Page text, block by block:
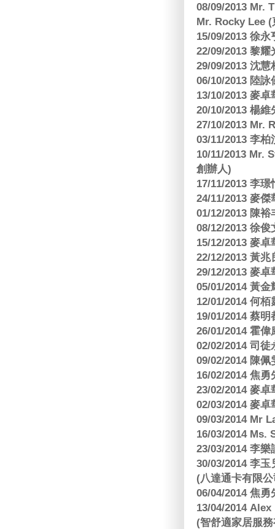
08/09/2013 Mr.
Mr. Rocky Lee
15/09/2013 徐
22/09/2013 黎
29/09/2013 沈
06/10/2013 陸
13/10/2013 麥
20/10/2013 楊
27/10/2013 Mr.
03/11/2013 李
10/11/2013 Mr.
創辦人)
17/11/2013 李
24/11/2013 麥
01/12/2013 陳
08/12/2013 徐
15/12/2013 麥
22/12/2013 黃
29/12/2013 麥
05/01/2014 黃
12/01/2014 何
19/01/2014 蔡
26/01/2014 霍
02/02/2014 司
09/02/2014 陳
16/02/2014 焦
23/02/2014 麥
02/03/2014 麥
09/03/2014 Mr
16/03/2014 Ms.
23/03/2014 李
30/03/2014 李
(八達通卡有限
06/04/2014 焦
13/04/2014
(智舒適家居服